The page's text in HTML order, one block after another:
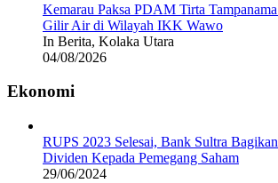
Kemarau Paksa PDAM Tirta
Gilir Air di Wilayah IKK Wawo
In Berita, Kolaka Utara
04/08/2026
Ekonomi
RUPS 2023 Selesai, Bank Sultra
Dividen Kepada Pemegang Saham
29/06/2024